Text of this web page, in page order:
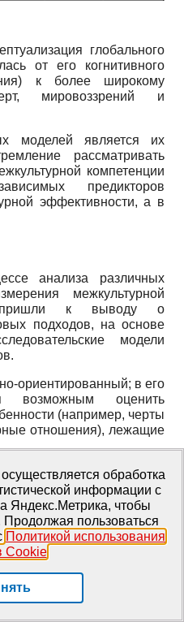
глобального
от его когнитивного
к более широкому
мировоззрений и
моделей является их
рассматривать
компетенции
предикторов
эффективности, а в
анализа различных
межкультурной
пришли к выводу о
подходов, на основе
модели
ориентированный; в его
возможным оценить
(например, черты
отношения), лежащие
включает в себя так
МКК, измеряемая в
многосоставным
в себе одновременно
например, особенности
отношения. Это, в
внутри МКК, между ее
очередь, становятся
обработка
информации с
Яндекс.Метрика, чтобы
Продолжая пользоваться
Политикой использования
Cookie.